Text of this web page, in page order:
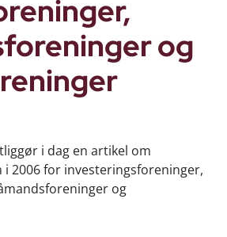
og
i dag en artikel om
i 2006 for investeringsforeninger,
og